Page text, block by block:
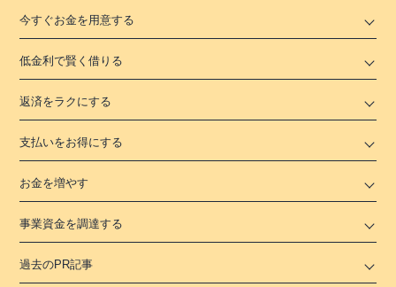
今すぐお金を用意する
低金利で賢く借りる
返済をラクにする
支払いをお得にする
お金を増やす
事業資金を調達する
過去のPR記事